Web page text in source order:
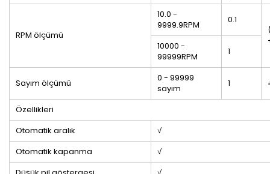
RPM ölçümü
10.0 -
9999.9RPM
0.1
10000 -
99999RPM
1
Sayım ölçümü
0 - 99999
sayım
1
Özellikleri
Otomatik aralık
√
Otomatik kapanma
√